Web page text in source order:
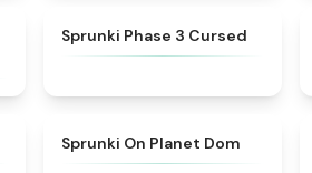
4.5
Sprunki Phase 3 Cursed
Sprunki On Planet Dom